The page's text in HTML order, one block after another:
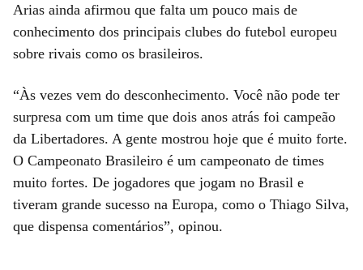
Arias ainda afirmou que falta um pouco mais de
conhecimento dos principais clubes do futebol europeu
sobre rivais como os brasileiros.
“Às vezes vem do desconhecimento. Você não pode ter
surpresa com um time que dois anos atrás foi campeão
da Libertadores. A gente mostrou hoje que é muito forte.
O Campeonato Brasileiro é um campeonato de times
muito fortes. De jogadores que jogam no Brasil e
tiveram grande sucesso na Europa, como o Thiago Silva,
que dispensa comentários”, opinou.